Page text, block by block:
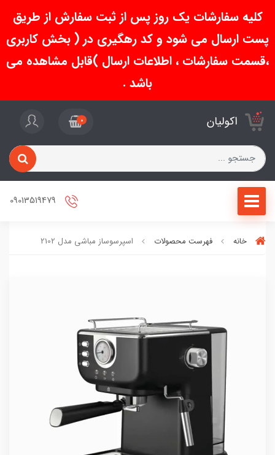
کلیه سفارشات یک روز پس از ثبت سفارش از طریق
پست ارسال می شود و کد رهگیری در ( بخش کاربری
،قسمت سفارشات ، اطلاعات ارسال )قابل مشاهده می
باشد .
اکولیان 0
خانه فهرست محصولات اسپرسوساز مباشی مدل 2102